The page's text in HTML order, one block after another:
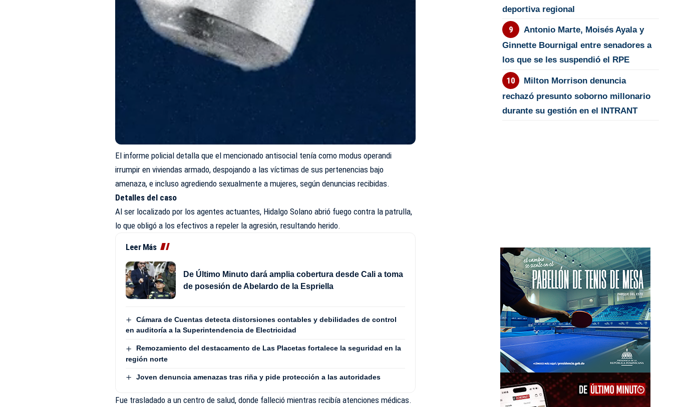
El informe policial detalla que el mencionado antisocial tenía como modus operandi
irrumpir en viviendas armado, despojando a las víctimas de sus pertenencias bajo
amenaza, e incluso agrediendo sexualmente a mujeres, según denuncias recibidas.
Detalles del caso
Al ser localizado por los agentes actuantes, Hidalgo Solano abrió fuego contra la patrulla,
lo que obligó a los efectivos a repeler la agresión, resultando herido.
Leer Más
De Último Minuto dará amplia cobertura desde Cali a toma
de posesión de Abelardo de la Espriella
Cámara de Cuentas detecta distorsiones contables y debilidades de control
en auditoría a la Superintendencia de Electricidad
Remozamiento del destacamento de Las Placetas fortalece la seguridad en la
región norte
Joven denuncia amenazas tras riña y pide protección a las autoridades
Fue trasladado a un centro de salud, donde falleció mientras recibía atenciones médicas.
deportiva regional
Antonio Marte, Moisés Ayala y
Ginnette Bournigal entre senadores a
los que se les suspendió el RPE
Milton Morrison denuncia
rechazó presunto soborno millonario
durante su gestión en el INTRANT